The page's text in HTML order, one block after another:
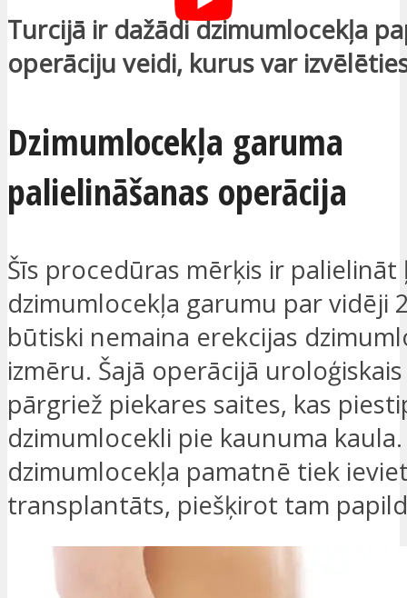
Turcijā ir dažādi dzimumlocekļa
operāciju veidi, kurus var
Dzimumlocekļa garuma
palielināšanas operācija
Šīs procedūras mērķis ir palielināt
dzimumlocekļa garumu par vidēji
būtiski nemaina erekcijas
izmēru. Šajā operācijā
pārgriež piekares saites, kas
dzimumlocekli pie kaunuma
dzimumlocekļa pamatnē tiek
transplantāts, piešķirot tam